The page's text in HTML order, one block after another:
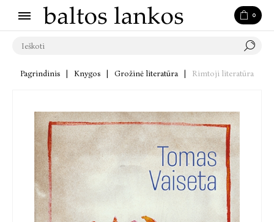
0
Pagrindinis Knygos Grožinė literatūra Rimtoji literatūra